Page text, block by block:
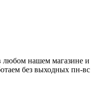
любом нашем магазине и
без выходных пн-вс